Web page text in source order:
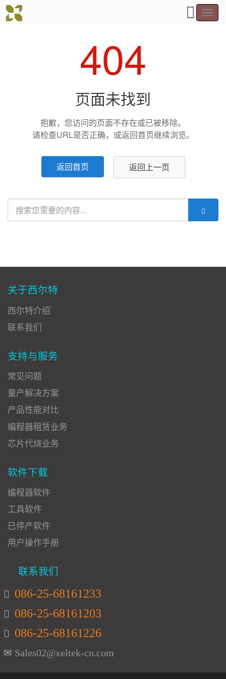
404
页面未找到
抱歉，您访问的页面不存在或已被移除。
请检查URL是否正确，或返回首页继续浏览。
返回首页 返回上一页
关于西尔特
西尔特介绍
联系我们
支持与服务
常见问题
量产解决方案
产品性能对比
编程器租赁业务
芯片代烧业务
软件下载
编程器软件
工具软件
已停产软件
用户操作手册
联系我们
086-25-68161233
086-25-68161203
086-25-68161226
Sales02@xeltek-cn.com